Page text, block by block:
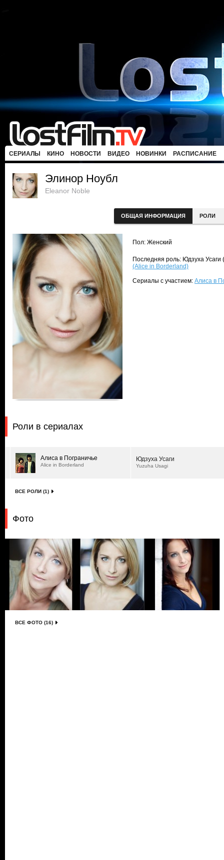
СЕРИАЛЫ КИНО НОВОСТИ ВИДЕО НОВИНКИ РАСПИСАНИЕ
Элинор Ноубл
Eleanor Noble
ОБЩАЯ ИНФОРМАЦИЯ РОЛИ
Пол: Женский
Последняя роль: Юдзуха
(Alice in Borderland)
Сериалы с участием: Алиса в
Роли в сериалах
Алиса в Пограничье
Alice in Borderland
Юдзуха Усаги
Yuzuha Usagi
ВСЕ РОЛИ (1)
Фото
ВСЕ ФОТО (16)